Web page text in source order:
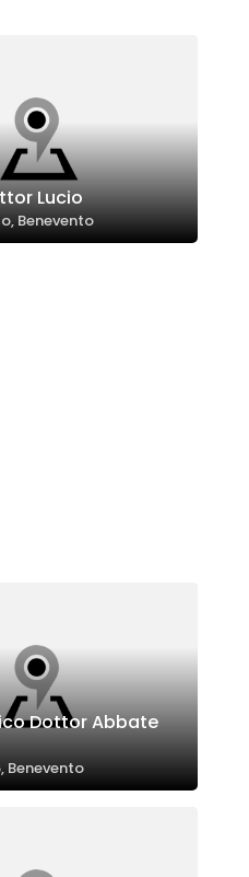
Lucio
Benevento
Dottor Abbate
Benevento